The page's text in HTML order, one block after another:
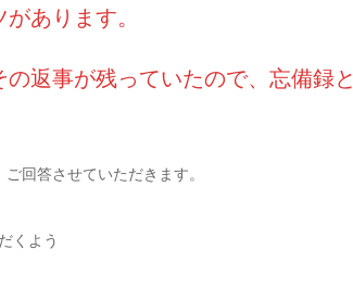
あります。
返事が残っていたので、忘備録と
回答させていただきます。
くよう